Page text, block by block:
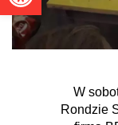
W
Rondzie